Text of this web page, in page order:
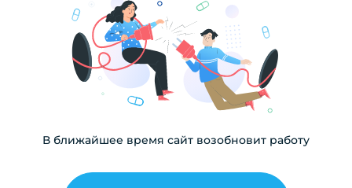
В ближайшее время сайт возобновит работу